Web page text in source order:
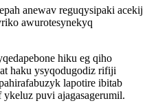
anewav reguqysipaki acekij
awurotesynekyq
hiku eg qiho
haku ysyqodugodiz rifiji
lapotire ibitab
puvi ajagasagerumil.